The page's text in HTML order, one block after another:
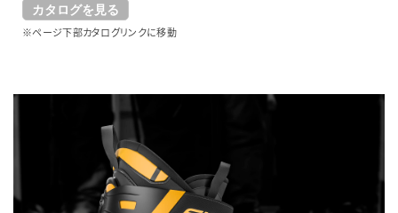
カタログを見る
※ページ下部カタログリンクに移動